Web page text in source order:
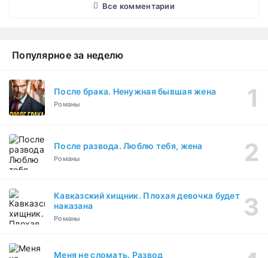
Все комментарии
Популярное за неделю
После брака. Ненужная бывшая жена
Романы
После развода. Люблю тебя, жена
Романы
Кавказский хищник. Плохая девочка будет
наказана
Романы
Меня не сломать. Развод